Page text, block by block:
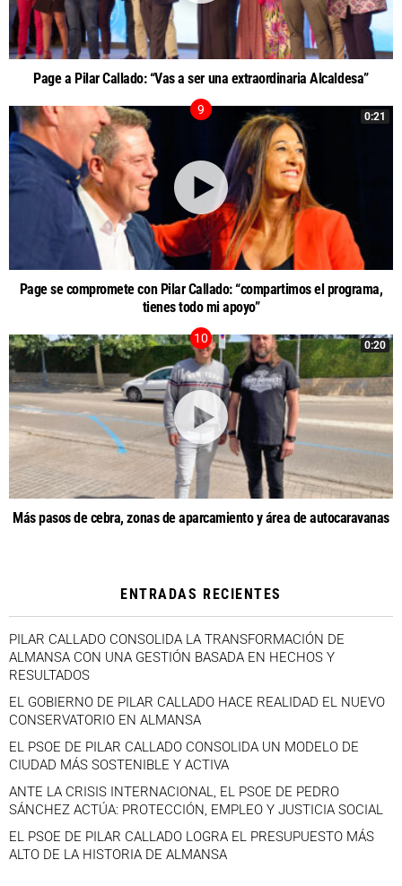
Page a Pilar Callado: “Vas a ser una extraordinaria Alcaldesa”
0:21
Page se compromete con Pilar Callado: “compartimos el programa,
tienes todo mi apoyo”
0:20
Más pasos de cebra, zonas de aparcamiento y área de autocaravanas
ENTRADAS RECIENTES
PILAR CALLADO CONSOLIDA LA TRANSFORMACIÓN DE
ALMANSA CON UNA GESTIÓN BASADA EN HECHOS Y
RESULTADOS
EL GOBIERNO DE PILAR CALLADO HACE REALIDAD EL NUEVO
CONSERVATORIO EN ALMANSA
EL PSOE DE PILAR CALLADO CONSOLIDA UN MODELO DE
CIUDAD MÁS SOSTENIBLE Y ACTIVA
ANTE LA CRISIS INTERNACIONAL, EL PSOE DE PEDRO
SÁNCHEZ ACTÚA: PROTECCIÓN, EMPLEO Y JUSTICIA SOCIAL
EL PSOE DE PILAR CALLADO LOGRA EL PRESUPUESTO MÁS
ALTO DE LA HISTORIA DE ALMANSA